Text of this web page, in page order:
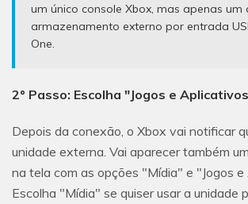
um único console Xbox, mas apenas um
armazenamento externo por entrada
One.
2º Passo: Escolha "Jogos e
Depois da conexão, o Xbox vai notificar
unidade externa. Vai aparecer também
na tela com as opções "Mídia" e "Jogos e
Escolha "Mídia" se quiser usar a unidade